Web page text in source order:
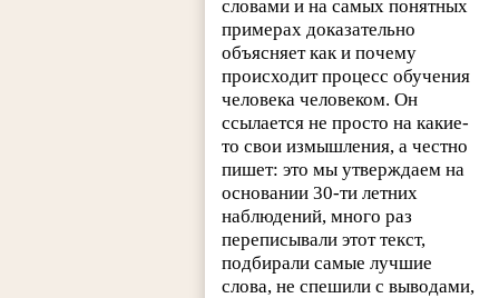
словами и на самых понятных
примерах доказательно
объясняет как и почему
происходит процесс обучения
человека человеком. Он
ссылается не просто на какие-
то свои измышления, а честно
пишет: это мы утверждаем на
основании 30-ти летних
наблюдений, много раз
переписывали этот текст,
подбирали самые лучшие
слова, не спешили с выводами,